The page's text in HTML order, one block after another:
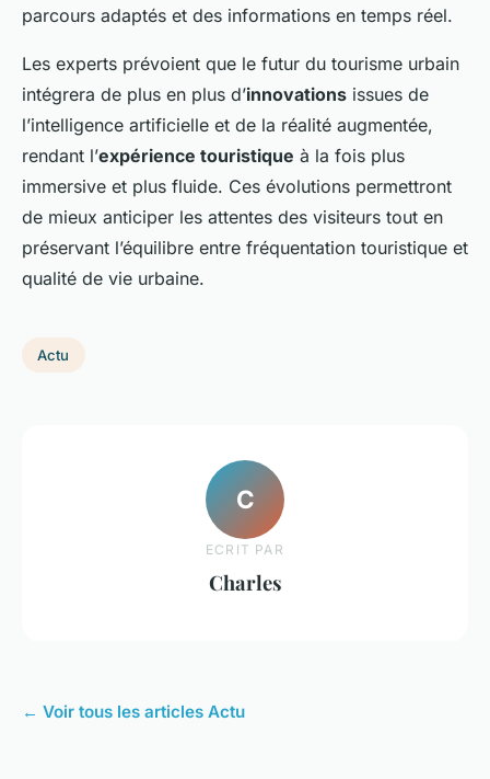
parcours adaptés et des informations en temps réel.
Les experts prévoient que le futur du tourisme urbain
intégrera de plus en plus d’innovations issues de
l’intelligence artificielle et de la réalité augmentée,
rendant l’expérience touristique à la fois plus
immersive et plus fluide. Ces évolutions permettront
de mieux anticiper les attentes des visiteurs tout en
préservant l’équilibre entre fréquentation touristique et
qualité de vie urbaine.
Actu
C
ECRIT PAR
Charles
← Voir tous les articles Actu